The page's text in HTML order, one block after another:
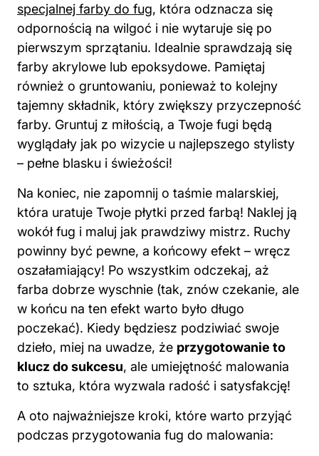
specjalnej farby do fug, która odznacza się
odpornością na wilgoć i nie wytaruje się po
pierwszym sprzątaniu. Idealnie sprawdzają się
farby akrylowe lub epoksydowe. Pamiętaj
również o gruntowaniu, ponieważ to kolejny
tajemny składnik, który zwiększy przyczepność
farby. Gruntuj z miłością, a Twoje fugi będą
wyglądały jak po wizycie u najlepszego stylisty
– pełne blasku i świeżości!
Na koniec, nie zapomnij o taśmie malarskiej,
która uratuje Twoje płytki przed farbą! Naklej ją
wokół fug i maluj jak prawdziwy mistrz. Ruchy
powinny być pewne, a końcowy efekt – wręcz
oszałamiający! Po wszystkim odczekaj, aż
farba dobrze wyschnie (tak, znów czekanie, ale
w końcu na ten efekt warto było długo
poczekać). Kiedy będziesz podziwiać swoje
dzieło, miej na uwadze, że przygotowanie to
klucz do sukcesu, ale umiejętność malowania
to sztuka, która wyzwala radość i satysfakcję!
A oto najważniejsze kroki, które warto przyjąć
podczas przygotowania fug do malowania: